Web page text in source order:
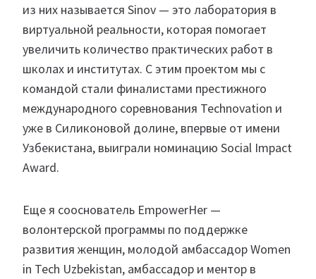
из них называется Sinov — это лаборатория в
виртуальной реальности, которая помогает
увеличить количество практических работ в
школах и институтах. С этим проектом мы с
командой стали финалистами престижного
международного соревнования Technovation и
уже в Силиконовой долине, впервые от имени
Узбекистана, выиграли номинацию Social Impact
Award.
Еще я сооснователь EmpowerHer —
волонтерской программы по поддержке
развития женщин, молодой амбассадор Women
in Tech Uzbekistan, амбассадор и ментор в